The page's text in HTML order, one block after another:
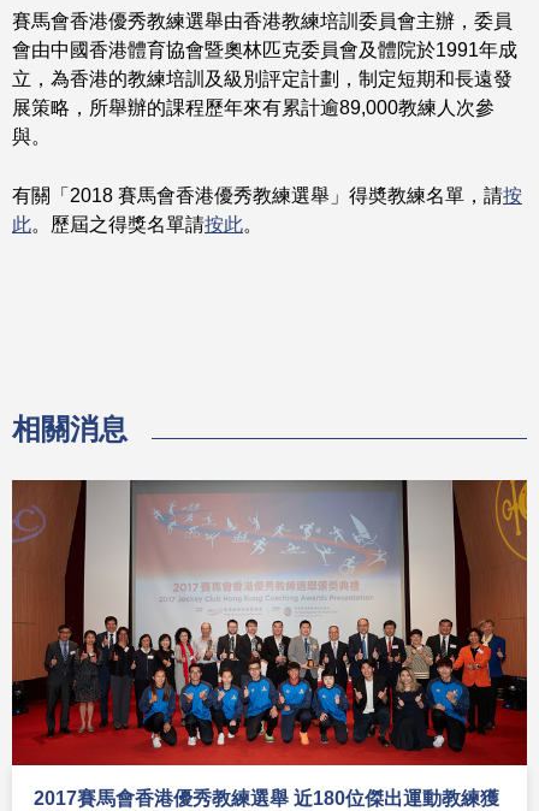
賽馬會香港優秀教練選舉由香港教練培訓委員會主辦，委員
會由中國香港體育協會暨奧林匹克委員會及體院於1991年成
立，為香港的教練培訓及級別評定計劃，制定短期和長遠發
展策略，所舉辦的課程歷年來有累計逾89,000教練人次參
與。
有關「2018 賽馬會香港優秀教練選舉」得奬教練名單，請按
此。歷屆之得獎名單請按此。
相關消息
2017賽馬會香港優秀教練選舉 近180位傑出運動教練獲